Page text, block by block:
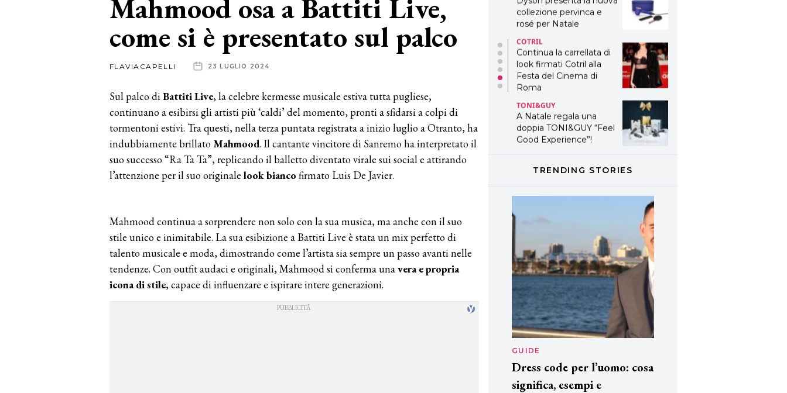
Mahmood osa a Battiti Live,
come si è presentato sul palco
FLAVIACAPELLI 23 LUGLIO 2024
Sul palco di Battiti Live, la celebre kermesse musicale estiva tutta pugliese,
continuano a esibirsi gli artisti più ‘caldi’ del momento, pronti a sfidarsi a colpi di
tormentoni estivi. Tra questi, nella terza puntata registrata a inizio luglio a Otranto, ha
indubbiamente brillato Mahmood. Il cantante vincitore di Sanremo ha interpretato il
suo successo “Ra Ta Ta”, replicando il balletto diventato virale sui social e attirando
l’attenzione per il suo originale look bianco firmato Luis De Javier.
Mahmood continua a sorprendere non solo con la sua musica, ma anche con il suo
stile unico e inimitabile. La sua esibizione a Battiti Live è stata un mix perfetto di
talento musicale e moda, dimostrando come l’artista sia sempre un passo avanti nelle
tendenze. Con outfit audaci e originali, Mahmood si conferma unavera e propria
icona di stile, capace di influenzare e ispirare intere generazioni.
collezione pervinca e
rosé per Natale
COTRIL
Continua la carrellata di
look firmati Cotril alla
Festa del Cinema di
Roma
TONI&GUY
A Natale regala una
doppia TONI&GUY “Feel
Good Experience”!
LABEL.M lancia la sua
DAVINES
cofanetti beauty preziosi
per un regalo adatto ad
ogni capello
TRENDING STORIES
GUIDE
Dress code per l’uomo: cosa
significa, esempi e